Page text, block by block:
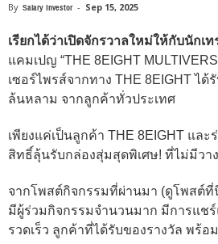
By Salary Investor - Sep 15, 2025
เรียกได้ว่าเปิดจักรวาลใหม่ให้กับนักเ
แคมเปญ “THE 8EIGHT
เซอร์ไพรส์จากทาง THE 8EIGHT ได้
ล้นหลาม จากลูกค้าทั่วประเทศ
เพียงแค่เป็นลูกค้า THE 8EIGHT แล
สิทธิ์ลุ้นรับกล่องสุ่มสุดพิเศษ! ที่ไม่มีวา
จากโพสต์กิจกรรมที่ผ่านมา (ดูโพสต์ที่
มีผู้ร่วมกิจกรรมจำนวนมาก มีการแช
รวดเร็ว ลูกค้าที่ได้รับของรางวัล พร้อ